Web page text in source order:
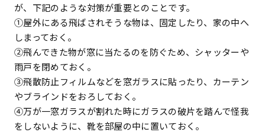
が、下記のような対策が重要とのことです。
①屋外にある飛ばされそうな物は、固定したり、家の中へ
しまっておく。
②飛んできた物が窓に当たるのを防ぐため、シャッターや
雨戸を閉めておく。
③飛散防止フィルムなどを窓ガラスに貼ったり、カーテン
やブラインドをおろしておく。
④万が一窓ガラスが割れた時にガラスの破片を踏んで怪我
をしないように、靴を部屋の中に置いておく。